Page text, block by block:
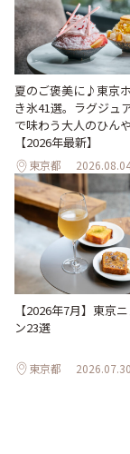
夏のご褒美に♪東京
き氷41選。ラグジュ
で味わう大人のひん
【2026年最新】
東京都
【2026年7月】東京
ン23選
東京都 2026.07.30